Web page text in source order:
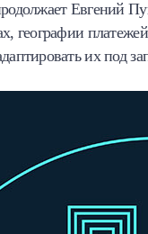
Евгений
географии
их под